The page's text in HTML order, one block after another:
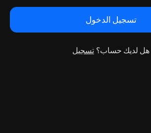
تسجيل الدخول
هل لديك حساب؟تسجيل